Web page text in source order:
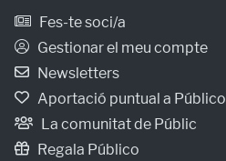
Fes-te soci/a
Gestionar el meu compte
Newsletters
Aportació puntual a Público
La comunitat de Públic
Regala Público